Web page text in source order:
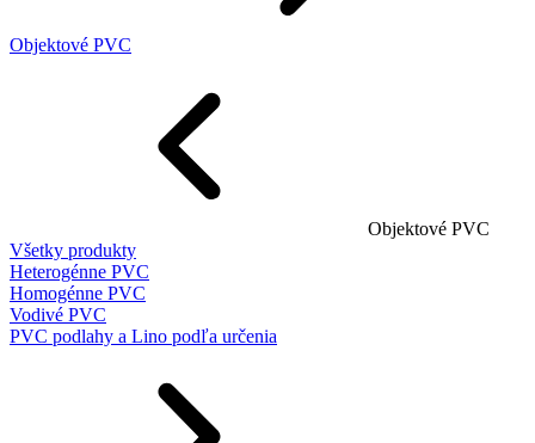
Objektové PVC
Objektové PVC
Všetky produkty
Heterogénne PVC
Homogénne PVC
Vodivé PVC
PVC podlahy a Lino podľa určenia